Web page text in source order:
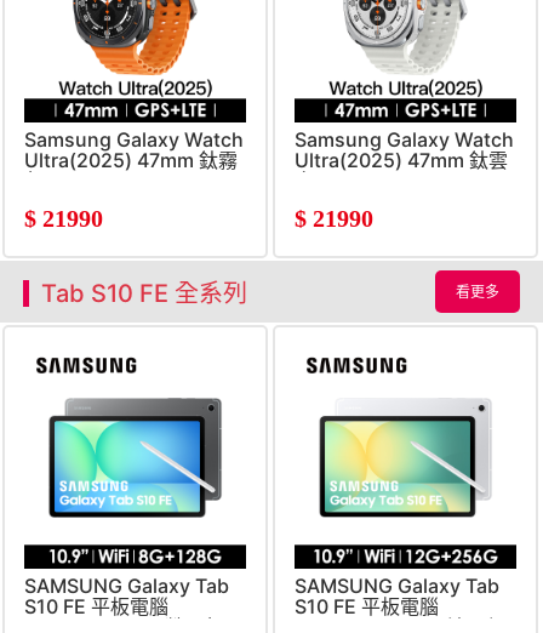
Samsung Galaxy Watch
Ultra(2025) 47mm 鈦霧
$ 21990
Samsung Galaxy Watch
Ultra(2025) 47mm 鈦雲
$ 21990
Tab S10 FE 全系列 看更多
SAMSUNG Galaxy Tab
S10 FE 平板電腦
SAMSUNG Galaxy Tab
S10 FE 平板電腦